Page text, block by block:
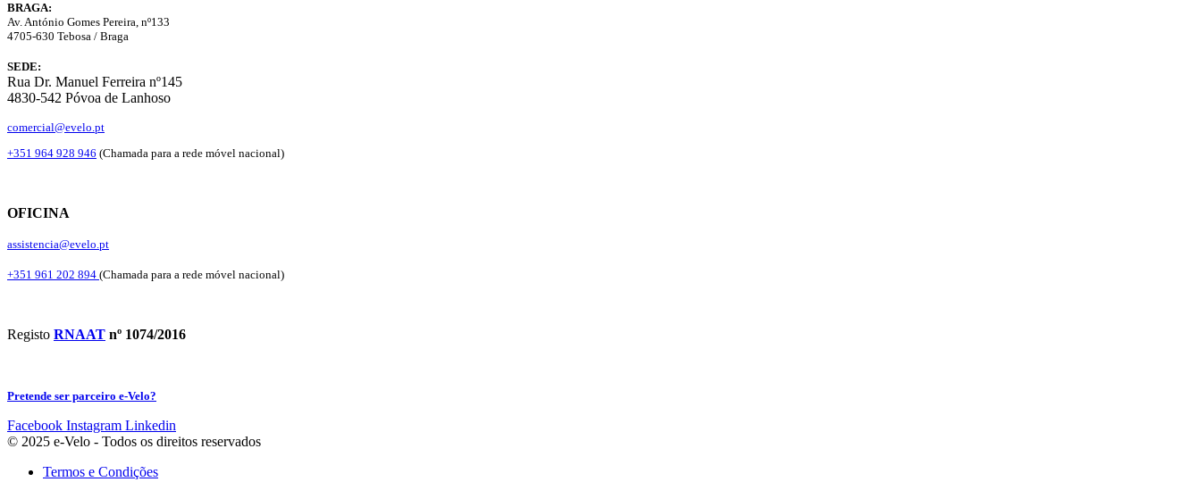
BRAGA:
Av. António Gomes Pereira, nº133
4705-630 Tebosa / Braga
SEDE:
Rua Dr. Manuel Ferreira nº145
4830-542 Póvoa de Lanhoso
comercial@evelo.pt
+351 964 928 946 (Chamada para a rede móvel nacional)
OFICINA
assistencia@evelo.pt
+351 961 202 894 (Chamada para a rede móvel nacional)
Registo RNAAT nº 1074/2016
Pretende ser parceiro e-Velo?
Facebook Instagram Linkedin
© 2025 e-Velo - Todos os direitos reservados
Termos e Condições